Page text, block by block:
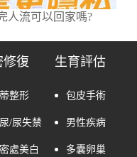
人流可以回家嗎?
修復
整形
/尿失禁
處美白
生育評估
包皮手術
男性疾病
多囊卵巢